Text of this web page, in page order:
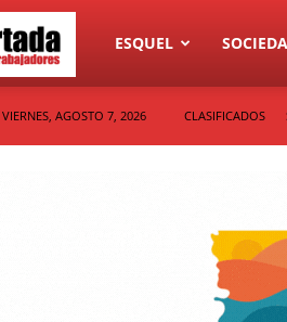
Diario
La
ESQUEL
VIERNES, AGOSTO 7, 2026 CLASIFICADOS